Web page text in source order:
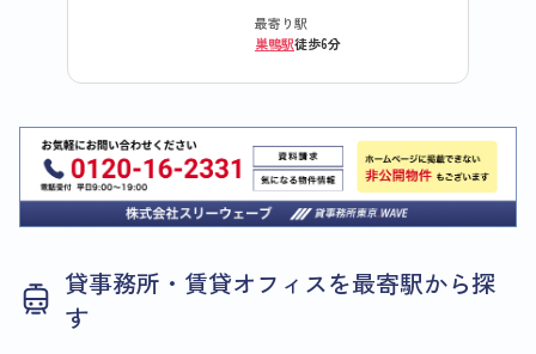
最寄り駅
巣鴨駅徒歩6分
貸事務所・賃貸オフィスを最寄駅から探
す